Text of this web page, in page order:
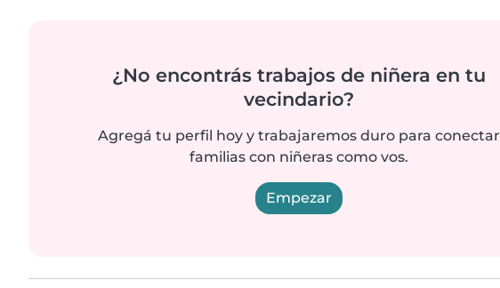
¿No encontrás trabajos de niñera en tu
vecindario?
Agregá tu perfil hoy y trabajaremos duro para conectar
familias con niñeras como vos.
Empezar